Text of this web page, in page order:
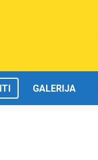
GALERIJA